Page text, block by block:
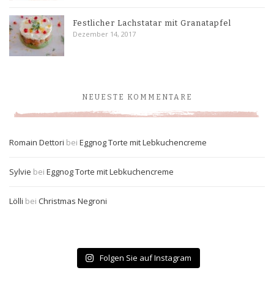
Festlicher Lachstatar mit Granatapfel
Dezember 14, 2017
NEUESTE KOMMENTARE
Romain Dettori bei Eggnog Torte mit Lebkuchencreme
Sylvie bei Eggnog Torte mit Lebkuchencreme
Lölli bei Christmas Negroni
Folgen Sie auf Instagram